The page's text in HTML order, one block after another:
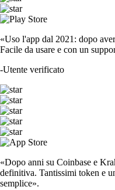
«Uso l'app dal 2021: dopo
Facile da usare e con un
-Utente verificato
«Dopo anni su Coinbase e
definitiva. Tantissimi token e
semplice».